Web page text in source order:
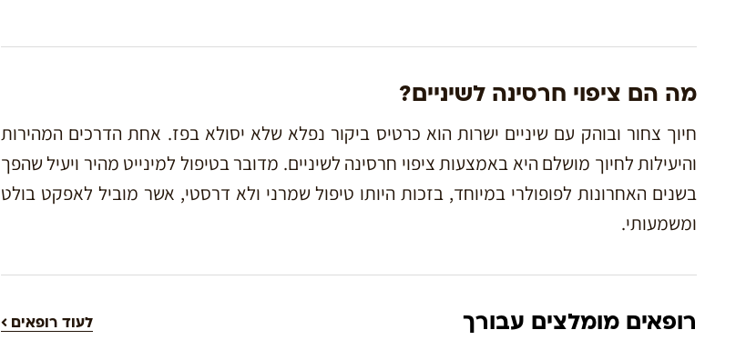
מה הם ציפוי חרסינה לשיניים?
חיוך צחור ובוהק עם שיניים ישרות הוא כרטיס ביקור נפלא שלא יסולא בפז. אחת הדרכים המהירות
והיעילות לחיוך מושלם היא באמצעות ציפוי חרסינה לשיניים. מדובר בטיפול למינייט מהיר ויעיל שהפך
בשנים האחרונות לפופולרי במיוחד, בזכות היותו טיפול שמרני ולא דרסטי, אשר מוביל לאפקט בולט
ומשמעותי.
רופאים מומלצים עבורך לעוד רופאים